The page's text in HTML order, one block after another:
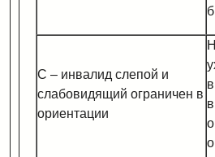
С – инвалид слепой и
слабовидящий ограничен в
ориентации